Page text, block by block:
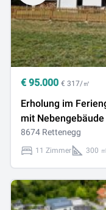
€ 95.000 € 317/㎡
Erholung im
mit Nebengebäude
8674 Rettenegg
11 Zimmer 300 ㎡